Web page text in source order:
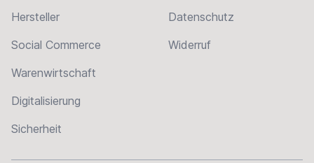
Hersteller
Social Commerce
Warenwirtschaft
Digitalisierung
Sicherheit
Datenschutz
Widerruf